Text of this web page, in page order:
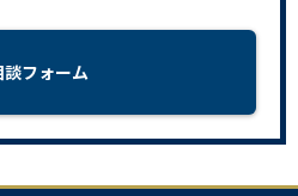
談フォーム